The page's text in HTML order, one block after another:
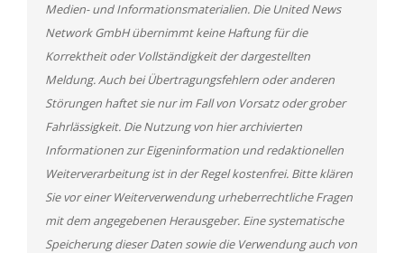
Medien- und Informationsmaterialien. Die United News
Network GmbH übernimmt keine Haftung für die
Korrektheit oder Vollständigkeit der dargestellten
Meldung. Auch bei Übertragungsfehlern oder anderen
Störungen haftet sie nur im Fall von Vorsatz oder grober
Fahrlässigkeit. Die Nutzung von hier archivierten
Informationen zur Eigeninformation und redaktionellen
Weiterverarbeitung ist in der Regel kostenfrei. Bitte klären
Sie vor einer Weiterverwendung urheberrechtliche Fragen
mit dem angegebenen Herausgeber. Eine systematische
Speicherung dieser Daten sowie die Verwendung auch von